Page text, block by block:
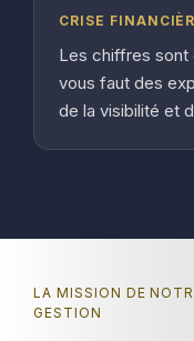
CRISE
Les chiffres sont
vous faut des
de la visibilité et
LA MISSION DE
GESTION